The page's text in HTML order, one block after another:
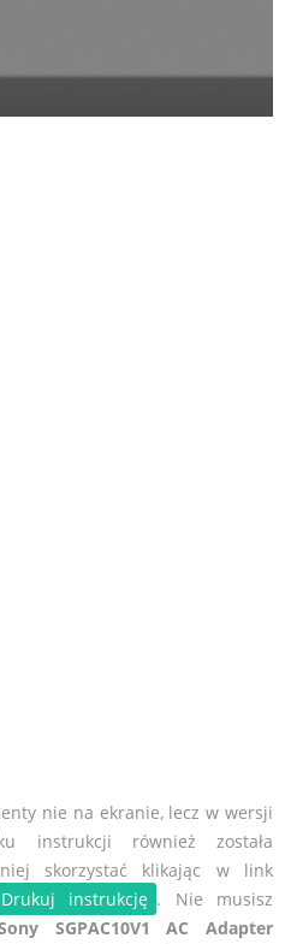
nie na ekranie, lecz w wersji
instrukcji również została
skorzystać klikając w link
Drukuj instrukcję . Nie musisz
SGPAC10V1 AC Adapter